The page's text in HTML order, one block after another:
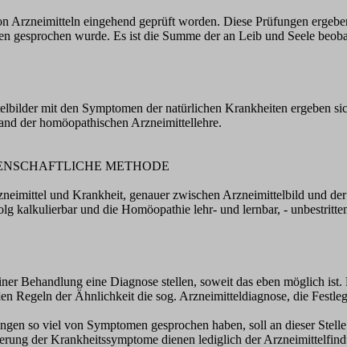
Arzneimitteln eingehend geprüft worden. Diese Prüfungen
gesprochen wurde. Es ist die Summe der an Leib und Seele
mit den Symptomen der natürlichen Krankheiten ergeben
der homöopathischen Arzneimittellehre.
METHODE
und Krankheit, genauer zwischen Arzneimittelbild und
kalkulierbar und die Homöopathie lehr- und lernbar, -
Behandlung eine Diagnose stellen, soweit das eben möglich
Regeln der Ähnlichkeit die sog. Arzneimitteldiagnose, die
so viel von Symptomen gesprochen haben, soll an dieser
der Krankheitssymptome dienen lediglich der